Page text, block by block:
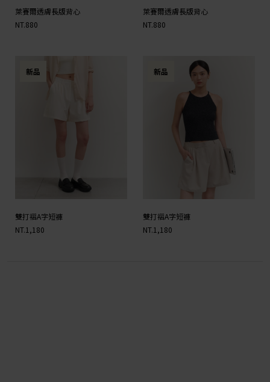
萊賽爾透膚長版背心
NT.880
萊賽爾透膚長版背心
NT.880
新品
雙打褶A字短褲
NT.1,180
新品
雙打褶A字短褲
NT.1,180